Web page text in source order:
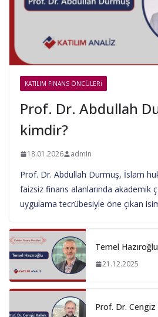
KATILIM FINANS ÖNCÜLERI
Prof. Dr. Abdullah
kimdir?
18.01.2026 admin
Prof. Dr. Abdullah Durmuş, İslam
faizsiz finans alanlarında akademik
uygulama tecrübesiyle öne çıkan
Temel
21.12.2025
Prof. Dr. Cengiz